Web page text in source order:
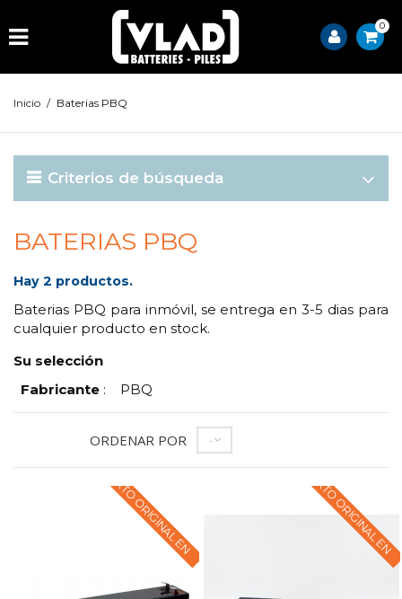
0
Inicio / Baterias PBQ
Criterios de búsqueda
BATERIAS PBQ
Hay 2 productos.
Baterias PBQ para inmóvil, se entrega en 3-5 dias para
cualquier producto en stock.
Su selección
Fabricante : PBQ
ORDENAR POR --
TEXTO ORIGINAL EN TEXTO ORIGINAL EN